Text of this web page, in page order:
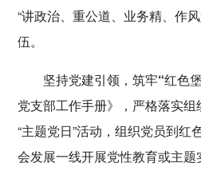
“讲政治、重公道、业务精、作
伍。
坚持党建引领，筑牢“红色堡
党支部工作手册》，严格落实
“主题党日”活动，组织党员到红
会发展一线开展党性教育或主